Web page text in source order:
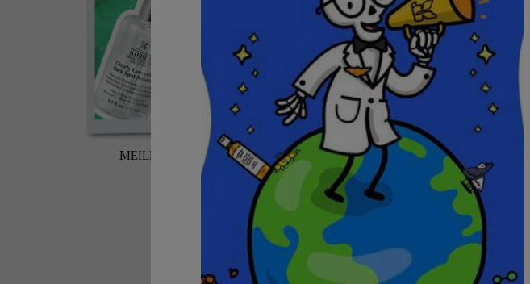
MEILLEURS VENDEURS ULTRA FACIAL